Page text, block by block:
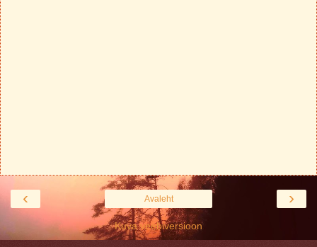
‹ ›
Avaleht
Kuva veebiversioon